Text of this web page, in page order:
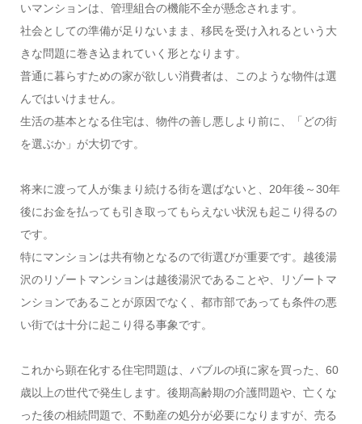
いマンションは、管理組合の機能不全が懸念されます。
社会としての準備が足りないまま、移民を受け入れるという大
きな問題に巻き込まれていく形となります。
普通に暮らすための家が欲しい消費者は、このような物件は選
んではいけません。
生活の基本となる住宅は、物件の善し悪しより前に、「どの街
を選ぶか」が大切です。
将来に渡って人が集まり続ける街を選ばないと、20年後～30年
後にお金を払っても引き取ってもらえない状況も起こり得るの
です。
特にマンションは共有物となるので街選びが重要です。越後湯
沢のリゾートマンションは越後湯沢であることや、リゾートマ
ンションであることが原因でなく、都市部であっても条件の悪
い街では十分に起こり得る事象です。
これから顕在化する住宅問題は、バブルの頃に家を買った、60
歳以上の世代で発生します。後期高齢期の介護問題や、亡くな
った後の相続問題で、不動産の処分が必要になりますが、売る